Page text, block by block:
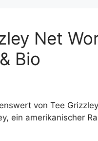
Net
Bio
von Tee
ein amerikanischer